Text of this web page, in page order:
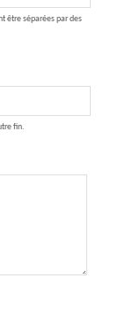
être séparées par des
fin.